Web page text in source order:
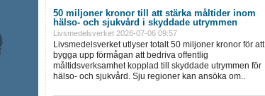
50 miljoner kronor till att stärka måltider inom
hälso- och sjukvård i skyddade utrymmen
Livsmedelsverket 2026-07-06 09:57
Livsmedelsverket utlyser totalt 50 miljoner kronor för att
bygga upp förmågan att bedriva offentlig
måltidsverksamhet kopplad till skyddade utrymmen för
hälso- och sjukvård. Sju regioner kan ansöka om..